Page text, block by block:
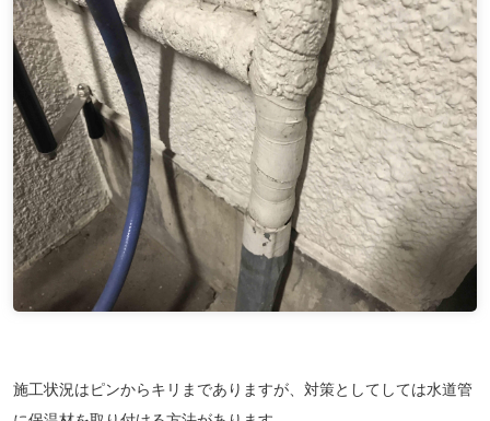
施工状況はピンからキリまでありますが、対策としてしては水道管